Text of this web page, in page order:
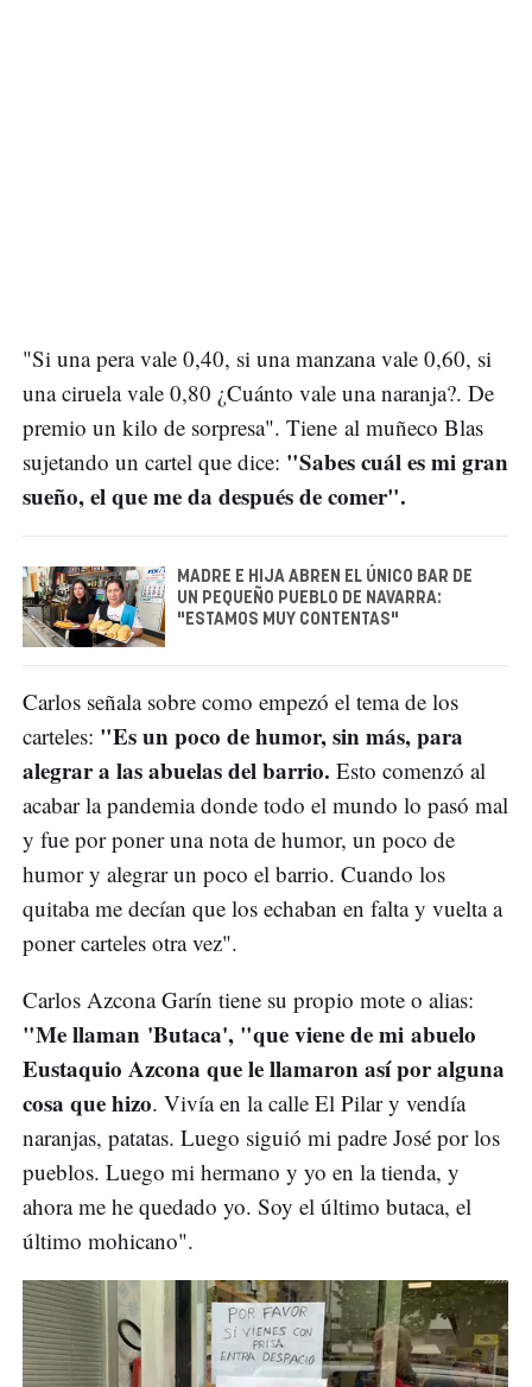
"Si una pera vale 0,40, si una manzana vale 0,60, si
una ciruela vale 0,80 ¿Cuánto vale una naranja?. De
premio un kilo de sorpresa". Tiene al muñeco Blas
sujetando un cartel que dice: "Sabes cuál es mi gran
sueño, el que me da después de comer".
MADRE E HIJA ABREN EL ÚNICO BAR DE
UN PEQUEÑO PUEBLO DE NAVARRA:
"ESTAMOS MUY CONTENTAS"
Carlos señala sobre como empezó el tema de los
carteles: "Es un poco de humor, sin más, para
alegrar a las abuelas del barrio. Esto comenzó al
acabar la pandemia donde todo el mundo lo pasó mal
y fue por poner una nota de humor, un poco de
humor y alegrar un poco el barrio. Cuando los
quitaba me decían que los echaban en falta y vuelta a
poner carteles otra vez".
Carlos Azcona Garín tiene su propio mote o alias:
"Me llaman 'Butaca', "que viene de mi abuelo
Eustaquio Azcona que le llamaron así por alguna
cosa que hizo. Vivía en la calle El Pilar y vendía
naranjas, patatas. Luego siguió mi padre José por los
pueblos. Luego mi hermano y yo en la tienda, y
ahora me he quedado yo. Soy el último butaca, el
último mohicano".